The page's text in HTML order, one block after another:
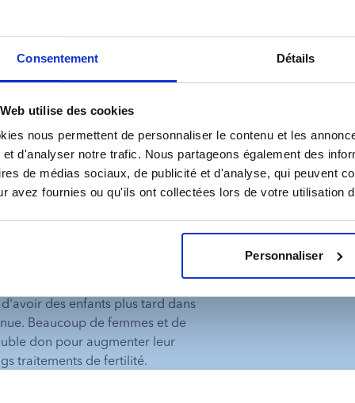
Consentement Détails
utilise des cookies
nous permettent de personnaliser le contenu et les
et d'analyser notre trafic. Nous partageons également des
de médias sociaux, de publicité et d'analyse, qui peuvent
avez fournies ou qu'ils ont collectées lors de votre utilisation
Personnaliser
les doubles
un nombre croissant de
dons, mais la raison la plus
des enfants plus tard dans
Beaucoup de femmes et de
don pour augmenter leur
traitements de fertilité.